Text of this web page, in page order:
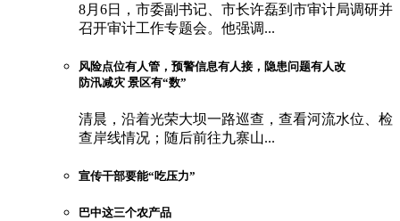
8月6日，市委副书记、市长许磊到市审计局调研并
召开审计工作专题会。他强调...
风险点位有人管，预警信息有人接，隐患问题有人改
防汛减灾 景区有“数”
清晨，沿着光荣大坝一路巡查，查看河流水位、检
查岸线情况；随后前往九寨山...
宣传干部要能“吃压力”
巴中这三个农产品